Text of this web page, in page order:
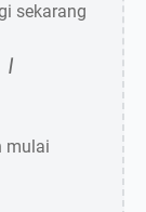
sekarang
|
mulai